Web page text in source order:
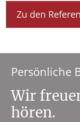
Zu den
Persönliche
Wir
hören.